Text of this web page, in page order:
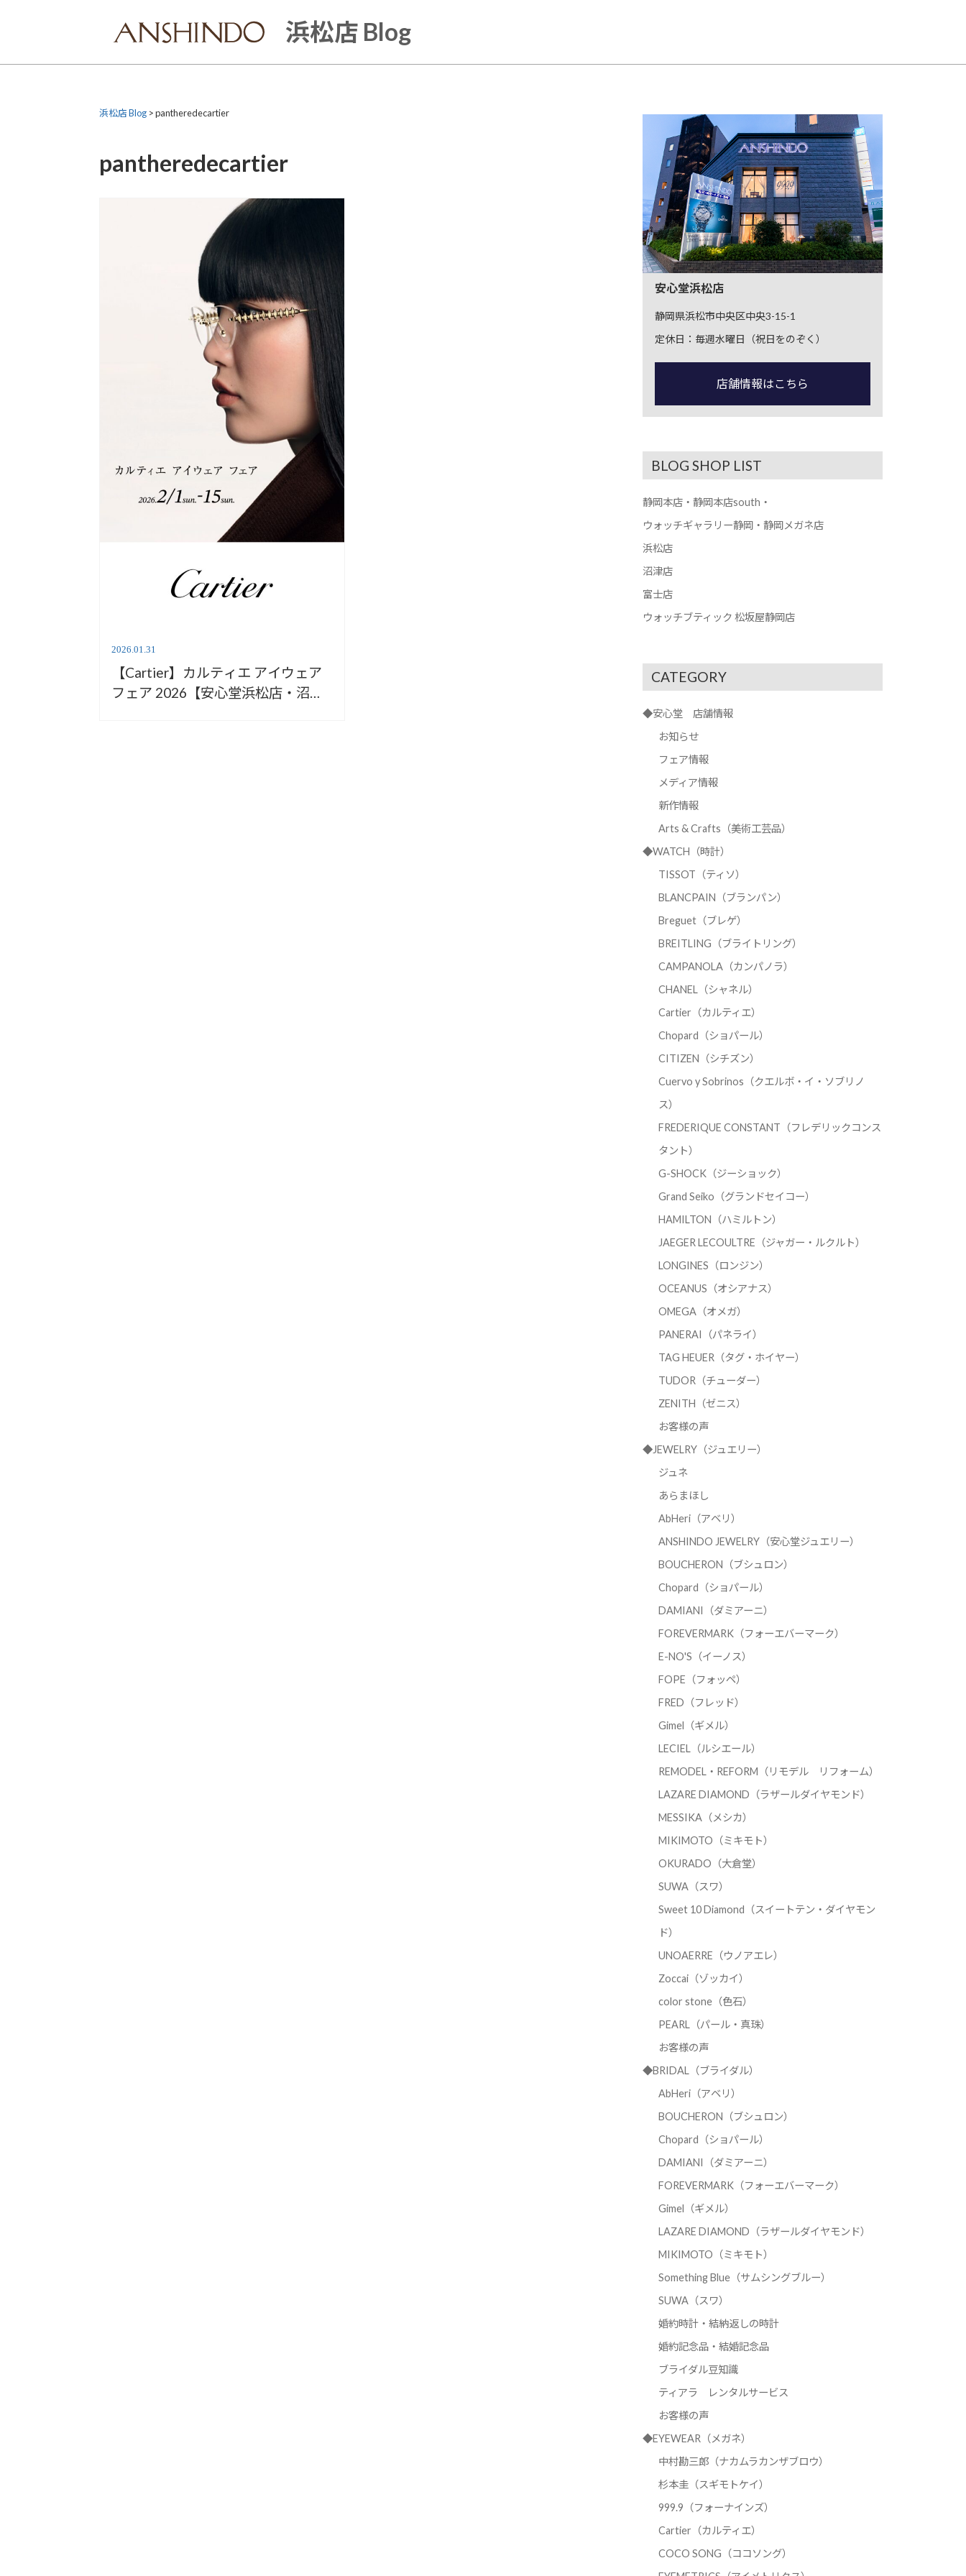
浜松店 Blog
浜松店 Blog >pantheredecartier
pantheredecartier
2026.01.31
【Cartier】カルティエ アイウェア
フェア 2026【安心堂浜松店・沼津
安心堂浜松店
静岡県浜松市中央区中央3-15-1
定休日：毎週水曜日（祝日をのぞく）
店舗情報はこちら
BLOG SHOP LIST
静岡本店・静岡本店south・
ウォッチギャラリー静岡・静岡メガネ店
浜松店
沼津店
富士店
ウォッチブティック 松坂屋静岡店
CATEGORY
◆安心堂 店舗情報
お知らせ
フェア情報
メディア情報
新作情報
Arts & Crafts（美術工芸品）
◆WATCH（時計）
TISSOT（ティソ）
BLANCPAIN（ブランパン）
Breguet（ブレゲ）
BREITLING（ブライトリング）
CAMPANOLA（カンパノラ）
CHANEL（シャネル）
Cartier（カルティエ）
Chopard（ショパール）
CITIZEN（シチズン）
Cuervo y Sobrinos（クエルボ・イ・ソブリノ
ス）
FREDERIQUE CONSTANT（フレデリックコンス
タント）
G-SHOCK（ジーショック）
Grand Seiko（グランドセイコー）
HAMILTON（ハミルトン）
JAEGER LECOULTRE（ジャガー・ルクルト）
LONGINES（ロンジン）
OCEANUS（オシアナス）
OMEGA（オメガ）
PANERAI（パネライ）
TAG HEUER（タグ・ホイヤー）
TUDOR（チューダー）
ZENITH（ゼニス）
お客様の声
◆JEWELRY（ジュエリー）
ジュネ
あらまほし
AbHeri（アベリ）
ANSHINDO JEWELRY（安心堂ジュエリー）
BOUCHERON（ブシュロン）
Chopard（ショパール）
DAMIANI（ダミアーニ）
FOREVERMARK（フォーエバーマーク）
E-NO'S（イーノス）
FOPE（フォッペ）
FRED（フレッド）
Gimel（ギメル）
LECIEL（ルシエール）
REMODEL・REFORM（リモデル リフォーム）
LAZARE DIAMOND（ラザールダイヤモンド）
MESSIKA（メシカ）
MIKIMOTO（ミキモト）
OKURADO（大倉堂）
SUWA（スワ）
Sweet 10 Diamond（スイートテン・ダイヤモン
ド）
UNOAERRE（ウノアエレ）
Zoccai（ゾッカイ）
color stone（色石）
PEARL（パール・真珠）
お客様の声
◆BRIDAL（ブライダル）
AbHeri（アベリ）
BOUCHERON（ブシュロン）
Chopard（ショパール）
DAMIANI（ダミアーニ）
FOREVERMARK（フォーエバーマーク）
Gimel（ギメル）
LAZARE DIAMOND（ラザールダイヤモンド）
MIKIMOTO（ミキモト）
Something Blue（サムシングブルー）
SUWA（スワ）
婚約時計・結納返しの時計
婚約記念品・結婚記念品
ブライダル豆知識
ティアラ レンタルサービス
お客様の声
◆EYEWEAR（メガネ）
中村勘三郎（ナカムラカンザブロウ）
杉本圭（スギモトケイ）
999.9（フォーナインズ）
Cartier（カルティエ）
COCO SONG（ココソング）